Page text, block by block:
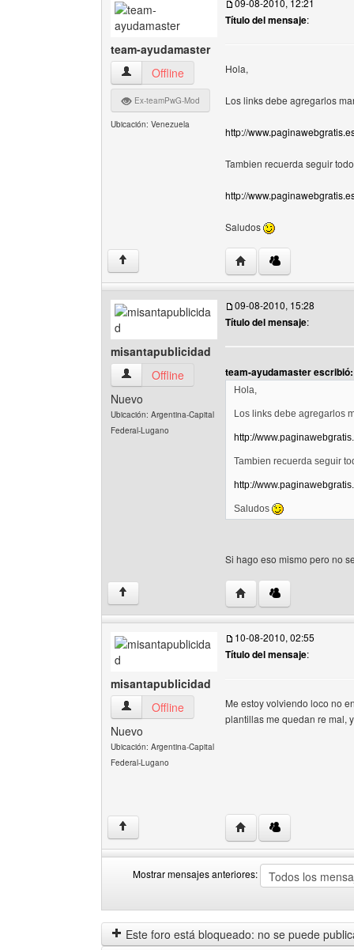
team-ayudamaster
team-ayudamaster Ver perfil del usuario
Offline
Ex-teamPwG-Mod
Ubicación: Venezuela
09-08-2010, 12:21
Título del mensaje:
Hola,
Los links debe agregarlos
http://
Tambien recuerda seguir
http://
Saludos
↑ Visitar sitio web del
misantapublicidad
misantapublicidad Ver perfil del usuario
Offline
Nuevo
Ubicación: Argentina-Capital
Federal-Lugano
09-08-2010, 15:28
Título del mensaje:
team-ayudamaster escribió:
Hola,
Los links debe agregarlos
http://
Tambien recuerda seguir
http://
Saludos
Si hago eso mismo pero no
↑ Visitar sitio web del
misantapublicidad
misantapublicidad Ver perfil del usuario
Offline
Nuevo
Ubicación: Argentina-Capital
Federal-Lugano
10-08-2010, 02:55
Título del mensaje:
Me estoy volviendo loco no
plantillas me quedan re mal,
↑ Visitar sitio web del
Mostrar mensajes anteriores:
mensajes
anteriores
by
Este foro está bloqueado: no se puede